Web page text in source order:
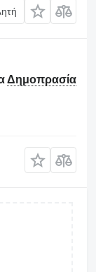
Δημοπρασία